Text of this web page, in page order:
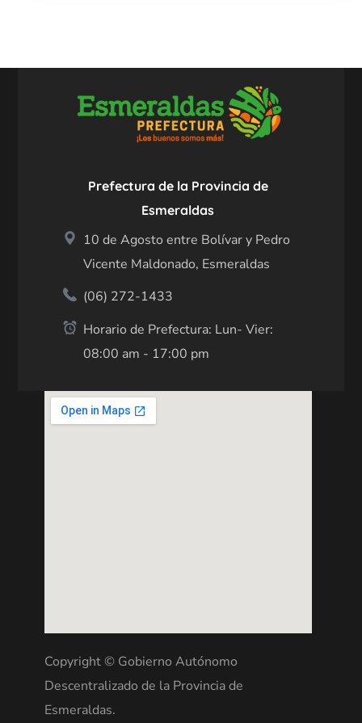
Prefectura de la Provincia de
Esmeraldas
10 de Agosto entre Bolívar y Pedro
Vicente Maldonado, Esmeraldas
(06) 272-1433
Horario de Prefectura: Lun- Vier:
08:00 am - 17:00 pm
Copyright © Gobierno Autónomo
Descentralizado de la Provincia de
Esmeraldas.